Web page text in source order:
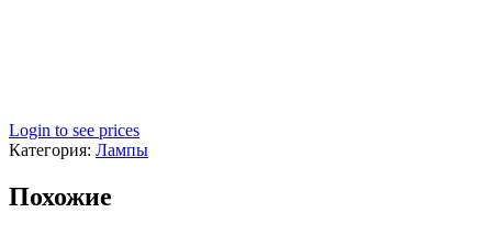
Login to see prices
Категория: Лампы
Похожие